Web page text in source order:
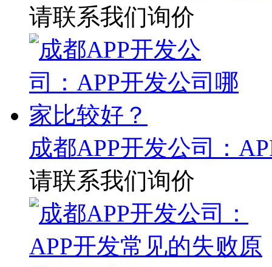
请联系我们询价
成都APP开发公司：
请联系我们询价